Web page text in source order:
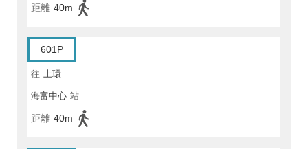
距離 40m
601P
往 上環
海富中心 站
距離 40m